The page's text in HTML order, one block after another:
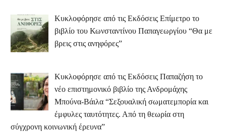
Κυκλοφόρησε από τις Εκδόσεις Επίμετρο το
βιβλίο του Κωνσταντίνου Παπαγεωργίου “Θα με
βρεις στις ανηφόρες”
Κυκλοφόρησε από τις Εκδόσεις Παπαζήση το
νέο επιστημονικό βιβλίο της Ανδρομάχης
Μπούνα-Βάιλα “Σεξουαλική σωματεμπορία και
έμφυλες ταυτότητες. Από τη θεωρία στη
σύγχρονη κοινωνική έρευνα”